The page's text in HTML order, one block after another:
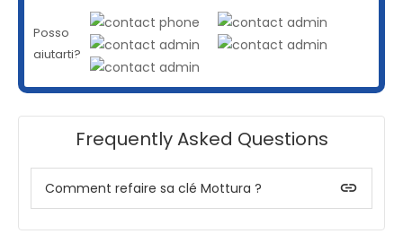
Posso
aiutarti?
Frequently Asked Questions
Comment refaire sa clé Mottura ? insert_link